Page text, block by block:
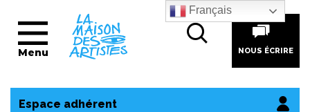
Menu NOUS ÉCRIRE
Espace adhérent
Français